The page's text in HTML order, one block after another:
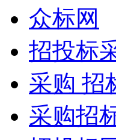
众标网
招投标
采购 招
采购招